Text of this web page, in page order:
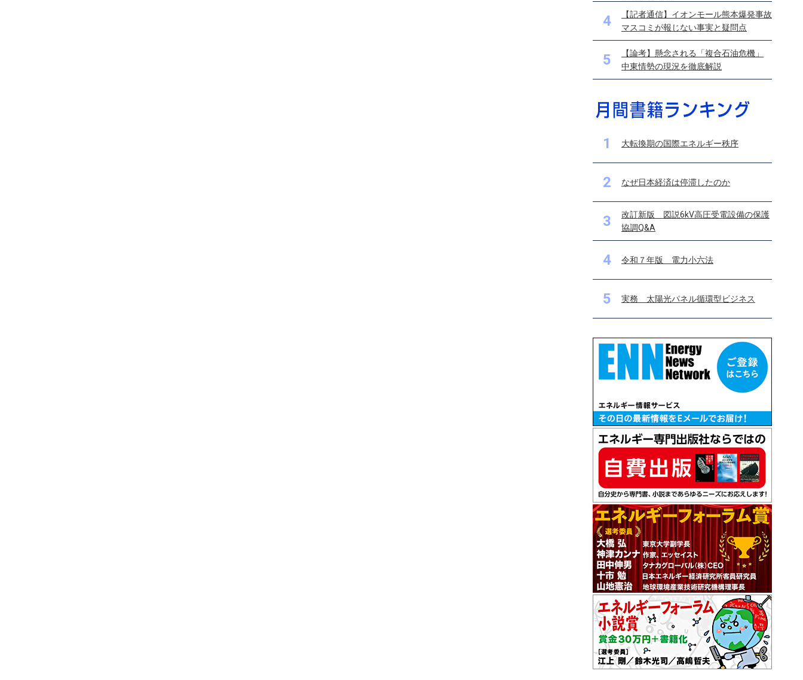
4
【記者通信】イオンモール熊本爆発事故
マスコミが報じない事実と疑問点
5
【論考】懸念される「複合石油危機」
中東情勢の現況を徹底解説
1 大転換期の国際エネルギー秩序
2 なぜ日本経済は停滞したのか
3
改訂新版 図説6kV高圧受電設備の保護
協調Q&A
4 令和７年版 電力小六法
5 実務 太陽光パネル循環型ビジネス